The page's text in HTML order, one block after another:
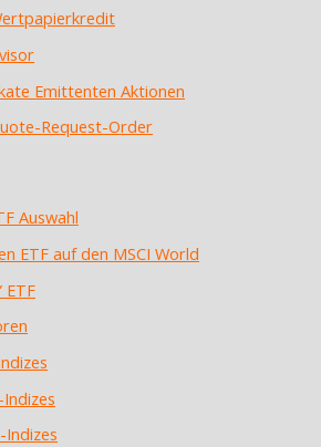
Emittenten Aktionen
Request-Order
Auswahl
ETF auf den MSCI World
ETF
Indizes